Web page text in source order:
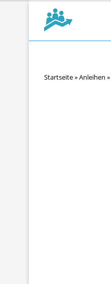
Startseite»Anleihen »